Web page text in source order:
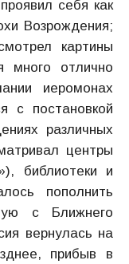
себя как
Возрождения;
картины
много отлично
иеромонах
с постановкой
различных
центры
библиотеки и
пополнить
с Ближнего
вернулась на
прибыв в